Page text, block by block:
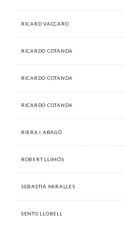
RICARD VACCARO
RICARDO COTANDA
RICARDO COTANDA
RICARDO COTANDA
RIERA I ARAGÓ
ROBERT LLIMÓS
SEBASTIÀ MIRALLES
SENTO LLOBELL